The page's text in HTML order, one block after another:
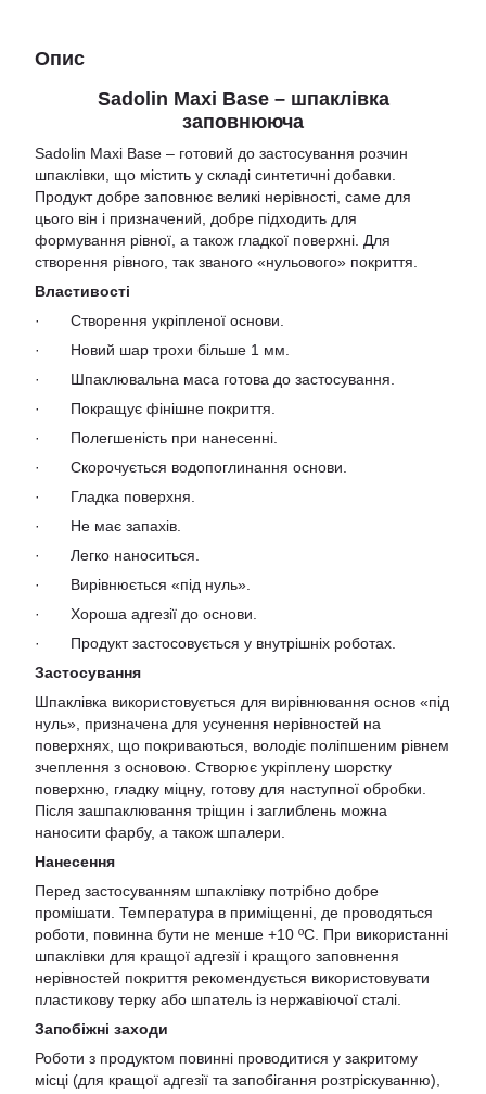
Опис
Sadolin Maxi Base – шпаклівка
заповнююча
Sadolin Maxi Base – готовий до застосування розчин
шпаклівки, що містить у складі синтетичні добавки.
Продукт добре заповнює великі нерівності, саме для
цього він і призначений, добре підходить для
формування рівної, а також гладкої поверхні. Для
створення рівного, так званого «нульового» покриття.
Властивості
· Створення укріпленої основи.
· Новий шар трохи більше 1 мм.
· Шпаклювальна маса готова до застосування.
· Покращує фінішне покриття.
· Полегшеність при нанесенні.
· Скорочується водопоглинання основи.
· Гладка поверхня.
· Не має запахів.
· Легко наноситься.
· Вирівнюється «під нуль».
· Хороша адгезії до основи.
· Продукт застосовується у внутрішніх роботах.
Застосування
Шпаклівка використовується для вирівнювання основ «під
нуль», призначена для усунення нерівностей на
поверхнях, що покриваються, володіє поліпшеним рівнем
зчеплення з основою. Створює укріплену шорстку
поверхню, гладку міцну, готову для наступної обробки.
Після зашпаклювання тріщин і заглиблень можна
наносити фарбу, а також шпалери.
Нанесення
Перед застосуванням шпаклівку потрібно добре
промішати. Температура в приміщенні, де проводяться
роботи, повинна бути не менше +10 ºС. При використанні
шпаклівки для кращої адгезії і кращого заповнення
нерівностей покриття рекомендується використовувати
пластикову терку або шпатель із нержавіючої сталі.
Запобіжні заходи
Роботи з продуктом повинні проводитися у закритому
місці (для кращої адгезії та запобігання розтріскуванню),